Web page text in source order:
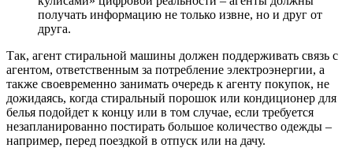
получать информацию не только извне, но и друг от
друга.
Так, агент стиральной машины должен поддерживать связь с
агентом, ответственным за потребление электроэнергии, а
также своевременно занимать очередь к агенту покупок, не
дожидаясь, когда стиральный порошок или кондиционер для
белья подойдет к концу или в том случае, если требуется
незапланированно постирать большое количество одежды –
например, перед поездкой в отпуск или на дачу.